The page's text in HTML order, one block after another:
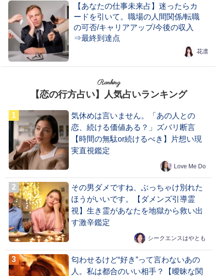
【あなたの仕事未来占】迷ったらカ
ードを引いて。職場の人間関係/転職
の可否/キャリアアップ/今後の収入
⇒最終到達点
花凛
Ranking
【恋の行方占い】人気占いランキング
気休めは言いません。「あの人との
恋、続ける価値ある？」ズバリ断言
【時間の無駄or続けるべき】片想い現
実直視鑑定
Love Me Do
その男ダメですね、ぶっちゃけ別れた
ほうがいいです。【ダメンズ引導霊
視】生き霊があなたを地獄から救い出
す激辛鑑定
シークエンスはやとも
匂わせるけど“好き”って言わないあの
人。私は都合のいい相手？【曖昧な関